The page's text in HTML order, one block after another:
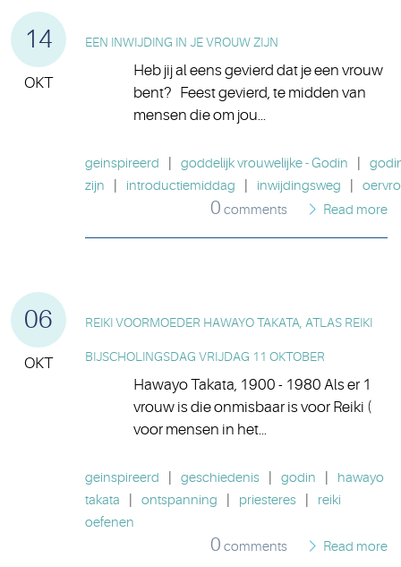
14
OKT
EEN INWIJDING IN JE VROUW ZIJN
Heb jij al eens gevierd dat je een vrouw
bent? Feest gevierd, te midden van
mensen die om jou...
geinspireerd goddelijk vrouwelijke - Godin
zijn
introductiemiddag inwijdingsweg
0 comments Read more
06
OKT
REIKI VOORMOEDER HAWAYO TAKATA, ATLAS REIKI
BIJSCHOLINGSDAG VRIJDAG 11 OKTOBER
Hawayo Takata, 1900 - 1980 Als er 1
vrouw is die onmisbaar is voor Reiki (
voor mensen in het...
geinspireerd geschiedenis godin
hawayo
takata
ontspanning priesteres
reiki
oefenen
0 comments Read more